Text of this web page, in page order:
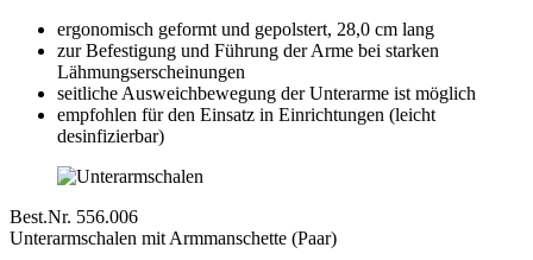
ergonomisch geformt und gepolstert, 28,0 cm lang
zur Befestigung und Führung der Arme bei starken
Lähmungserscheinungen
seitliche Ausweichbewegung der Unterarme ist möglich
empfohlen für den Einsatz in Einrichtungen (leicht
desinfizierbar)
Best.Nr. 556.006
Unterarmschalen mit Armmanschette (Paar)